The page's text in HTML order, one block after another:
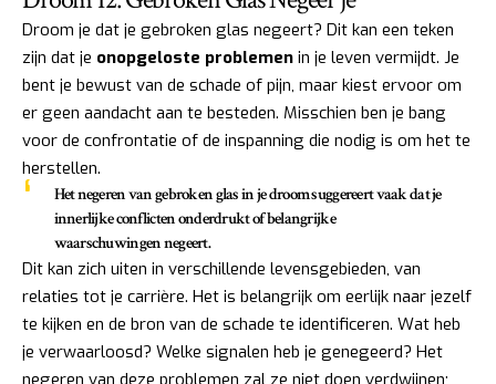
Droom je dat je gebroken glas negeert? Dit kan een teken
zijn dat je onopgeloste problemen in je leven vermijdt. Je
bent je bewust van de schade of pijn, maar kiest ervoor om
er geen aandacht aan te besteden. Misschien ben je bang
voor de confrontatie of de inspanning die nodig is om het te
herstellen.
Het negeren van gebroken glas in je droom suggereert vaak dat je
innerlijke conflictenonderdrukt of belangrijke
waarschuwingen negeert.
Dit kan zich uiten in verschillende levensgebieden, van
relaties tot je carrière. Het is belangrijk om eerlijk naar jezelf
te kijken en de bron van de schade te identificeren. Wat heb
je verwaarloosd? Welke signalen heb je genegeerd? Het